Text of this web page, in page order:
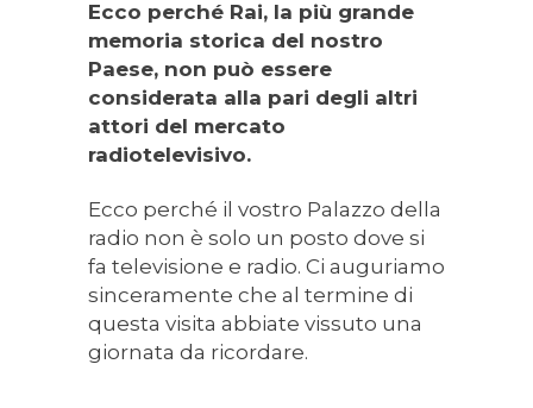
Ecco perché Rai, la più grande
memoria storica del nostro
Paese, non può essere
considerata alla pari degli altri
attori del mercato
radiotelevisivo.
Ecco perché il vostro Palazzo della
radio non è solo un posto dove si
fa televisione e radio. Ci auguriamo
sinceramente che al termine di
questa visita abbiate vissuto una
giornata da ricordare.